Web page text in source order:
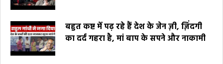
बहुत कष्ट में पढ़ रहे हैं देश के जेन ज़ी, ज़िंदगी
का दर्द गहरा है, मां बाप के सपने और नाकामी